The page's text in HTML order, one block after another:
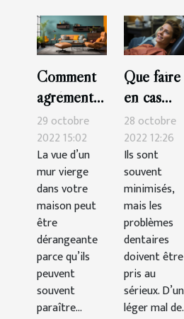
Comment
agrémenter
sa
décoration
murale ?
29 octobre
2022 15:02
La vue d’un
mur vierge
dans votre
maison peut
être
dérangeante
parce qu’ils
peuvent
souvent
paraître...
Que faire
en cas
d’urgence
dentaire ?
28 octobre
2022 12:26
Ils sont
souvent
minimisés,
mais les
problèmes
dentaires
doivent être
pris au
sérieux. D’un
léger mal